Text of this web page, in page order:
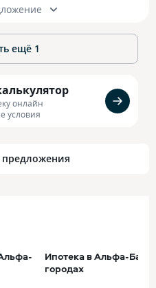
ещё 1
онлайн
условия
предложения
Ипотека в Альфа-
городах